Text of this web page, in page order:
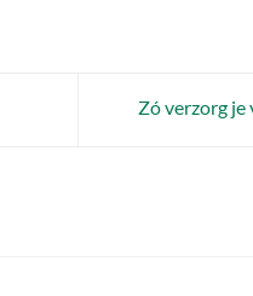
Zó verzorg je